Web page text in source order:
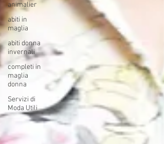
animalier
abiti in
maglia
abiti donna
invernali
completi in
maglia
donna
Servizi di
Moda Utili